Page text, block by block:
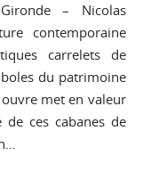
– Nicolas
contemporaine
carrelets de
du patrimoine
met en valeur
de ces cabanes de